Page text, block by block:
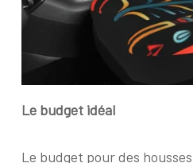
Le budget idéal
Le budget pour des